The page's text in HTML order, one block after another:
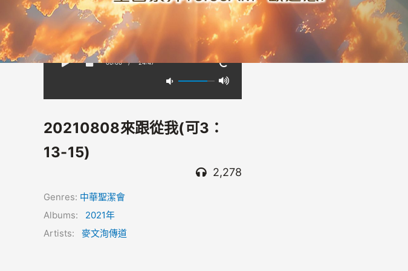
00:00 / -24:47
20210808來跟從我(可3：
13-15)
2,278
Genres: 中華聖潔會
Albums: 2021年
Artists: 麥文洵傳道